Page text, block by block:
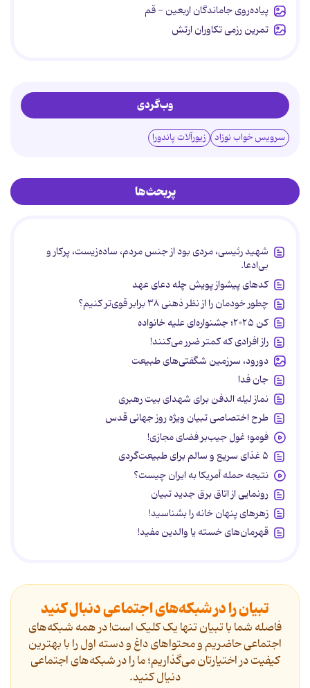
پیاده‌روی جاماندگان اربعین - قم
تمرین رزمی تکاوران ارتش
وب‌گردی
سرویس خواب نوزاد زیورآلات پاندورا
پربحث‌ها
شهید رئیسی، مردی بود از جنس مردم، ساده‌زیست، پرکار و
بی‌ادعا.
کدهای پیشواز پویش چله دعای عهد
چطور خودمان را از نظر ذهنی ۳۸ برابر قوی‌تر کنیم؟
کن ۲۰۲۵؛ جشنواره‌ای علیه خانواده
راز افرادی که کمتر ضرر می‌کنند!
دورود، سرزمین شگفتی‌های طبیعت
جان فدا
نماز لیله الدفن برای شهدای بیت رهبری
طرح اختصاصی تبیان ویژه روز جهانی قدس
فومو؛ غول جیب‌بر فضای مجازی!
۵ غذای سریع و سالم برای طبیعت‌گردی
نتیجه حمله آمریکا به ایران چیست؟
رونمایی از اتاق برق جدید تبیان
زهرهای پنهان خانه را بشناسید!
قهرمان‌های خسته یا والدین مفید!
تبیان را در شبکه‌های اجتماعی دنبال کنید
فاصله شما با تبیان تنها یک کلیک است! در همه شبکه‌های
اجتماعی حاضریم و محتواهای داغ و دسته اول را با بهترین
کیفیت در اختیارتان می‌گذاریم؛ ما را در شبکه‌های اجتماعی
دنیال کنید.